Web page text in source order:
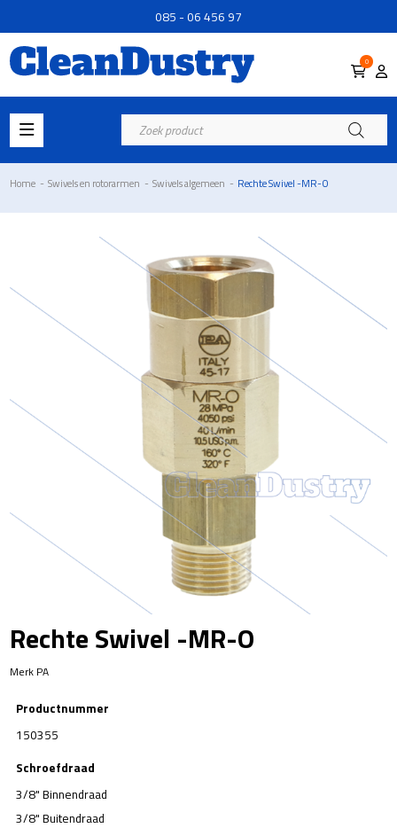
085 - 06 456 97
0
Producten
zoeken
Home - Swivels en rotorarmen - Swivels algemeen - Rechte Swivel -MR-O
Rechte Swivel -MR-O
Merk PA
Productnummer
150355
Schroefdraad
3/8" Binnendraad
3/8" Buitendraad